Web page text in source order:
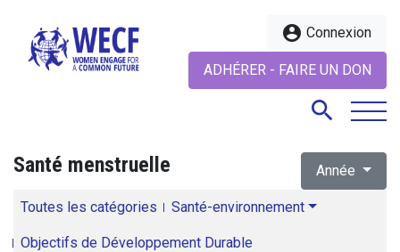
account_circle Connexion
ADHÉRER - FAIRE UN DON
search
Santé menstruelle Année
Toutes les catégories Santé-environnement
Objectifs de Développement Durable